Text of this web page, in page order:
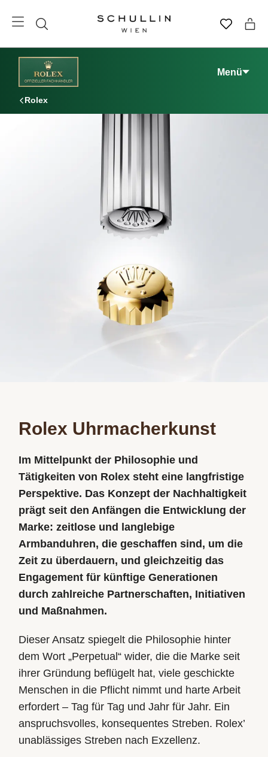
Menü
Rolex
Rolex Uhrmacherkunst
Im Mittelpunkt der Philosophie und
Tätigkeiten von Rolex steht eine langfristige
Perspektive. Das Konzept der Nachhaltigkeit
prägt seit den Anfängen die Entwicklung der
Marke: zeitlose und langlebige
Armbanduhren, die geschaffen sind, um die
Zeit zu überdauern, und gleichzeitig das
Engagement für künftige Generationen
durch zahlreiche Partnerschaften, Initiativen
und Maßnahmen.
Dieser Ansatz spiegelt die Philosophie hinter
dem Wort „Perpetual“ wider, die die Marke seit
ihrer Gründung beflügelt hat, viele geschickte
Menschen in die Pflicht nimmt und harte Arbeit
erfordert – Tag für Tag und Jahr für Jahr. Ein
anspruchsvolles, konsequentes Streben. Rolex’
unablässiges Streben nach Exzellenz.